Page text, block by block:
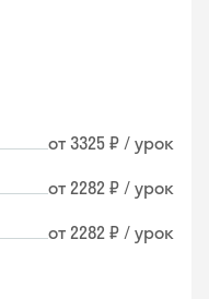
от 3325 ₽ / урок
от 2282 ₽ / урок
от 2282 ₽ / урок